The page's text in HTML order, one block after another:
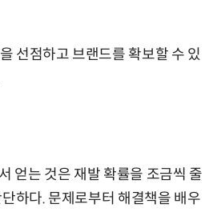
선점하고 브랜드를 확보할 수 있
얻는 것은 재발 확률을 조금씩 줄
하다. 문제로부터 해결책을 배우